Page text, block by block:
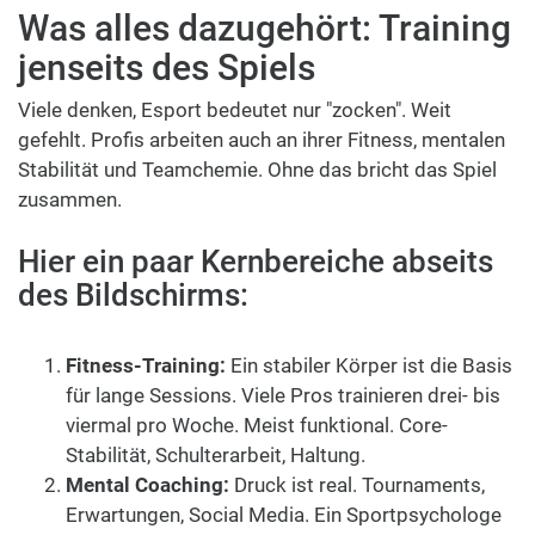
Was alles dazugehört: Training
jenseits des Spiels
Viele denken, Esport bedeutet nur "zocken". Weit
gefehlt. Profis arbeiten auch an ihrer Fitness, mentalen
Stabilität und Teamchemie. Ohne das bricht das Spiel
zusammen.
Hier ein paar Kernbereiche abseits
des Bildschirms:
Fitness-Training: Ein stabiler Körper ist die Basis
für lange Sessions. Viele Pros trainieren drei- bis
viermal pro Woche. Meist funktional. Core-
Stabilität, Schulterarbeit, Haltung.
Mental Coaching: Druck ist real. Tournaments,
Erwartungen, Social Media. Ein Sportpsychologe